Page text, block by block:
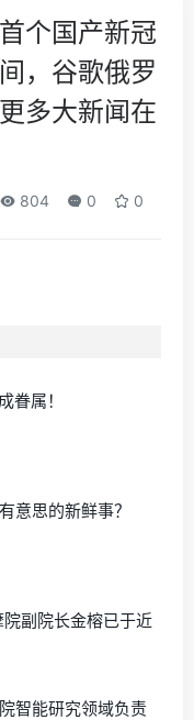
个国产新冠
，谷歌俄罗
多大新闻在
804 0 0
眷属！
意思的新鲜事？
副院长金榕已于近
智能研究领域负责